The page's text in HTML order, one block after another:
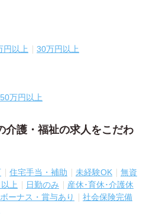
円以上 30万円以上
万円以上
介護・福祉の求人をこだわ
住宅手当・補助 未経験OK
無資
上 日勤のみ
産休･育休･介護休
ボーナス・賞与あり
社会保険完備